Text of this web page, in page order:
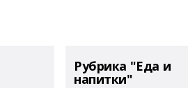
Рубрика "Еда и
напитки"